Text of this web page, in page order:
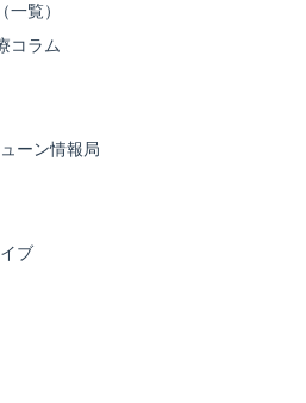
一覧）
コラム
ーン情報局
ブ